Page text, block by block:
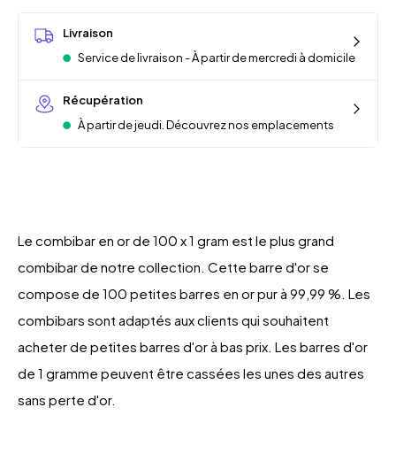
Livraison
Service de livraison - À partir de mercredi à domicile
Récupération
À partir de jeudi. Découvrez nos emplacements
Le combibar en or de 100 x 1 gram est le plus grand
combibar de notre collection. Cette barre d'or se
compose de 100 petites barres en or pur à 99,99 %. Les
combibars sont adaptés aux clients qui souhaitent
acheter de petites barres d'or à bas prix. Les barres d'or
de 1 gramme peuvent être cassées les unes des autres
sans perte d'or.